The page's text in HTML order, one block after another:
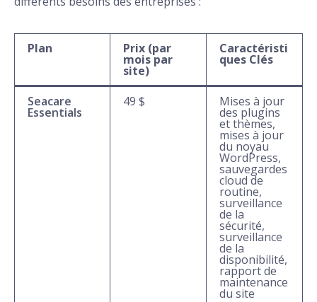
Plan Prix (par
mois par
site)
Caractéristi
ques Clés
Seacare
Essentials
49 $ Mises à jour
des plugins
et thèmes,
mises à jour
du noyau
WordPress,
sauvegardes
cloud de
routine,
surveillance
de la
sécurité,
surveillance
de la
disponibilité,
rapport de
maintenance
du site